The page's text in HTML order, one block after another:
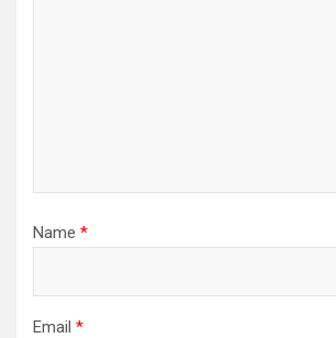
Name *
Email *